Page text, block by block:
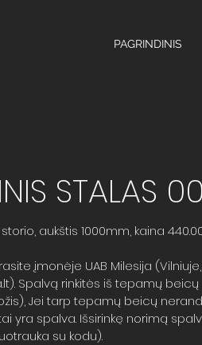
PAGRINDINIS
STALAS
aukštis 1000mm, kaina
įmonėje UAB Milesija
). Spalvą rinkitės iš tepamų
Jei tarp tepamų beicų
yra spalva. Išsirinkę norimą
su kodu).